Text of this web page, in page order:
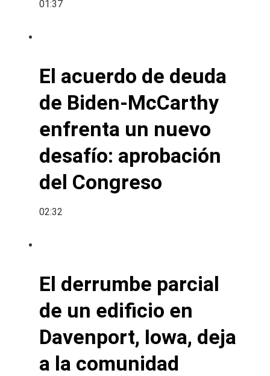
01:37
El acuerdo de deuda
de Biden-McCarthy
enfrenta un nuevo
desafío: aprobación
del Congreso
02:32
El derrumbe parcial
de un edificio en
Davenport, Iowa, deja
a la comunidad